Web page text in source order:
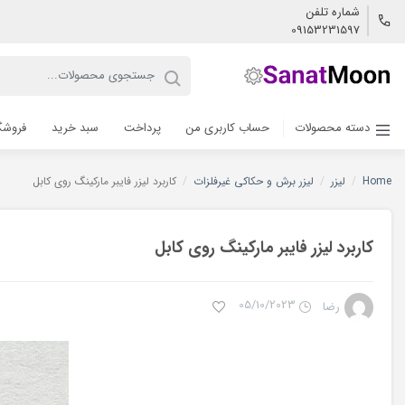
شماره تلفن
09153231597
دسته محصولات حساب کاربری من پرداخت سبد خرید
Home
/ لیزر / لیزر برش و حکاکی غیرفلزات / کاربرد لیزر فایبر مارکینگ روی کابل
کاربرد لیزر فایبر مارکینگ روی کابل
رضا 05/10/2023